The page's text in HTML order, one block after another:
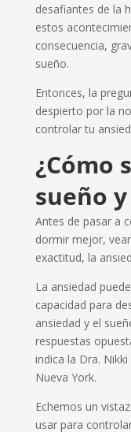
desafiantes de la
estos
consecuencia,
sueño.
Entonces, la
despierto por la
controlar tu
¿Cómo
sueño
Antes de pasar a
dormir mejor,
exactitud, la
La ansiedad
capacidad para
ansiedad y el
respuestas
indica la Dra.
Nueva York.
Echemos un
usar para